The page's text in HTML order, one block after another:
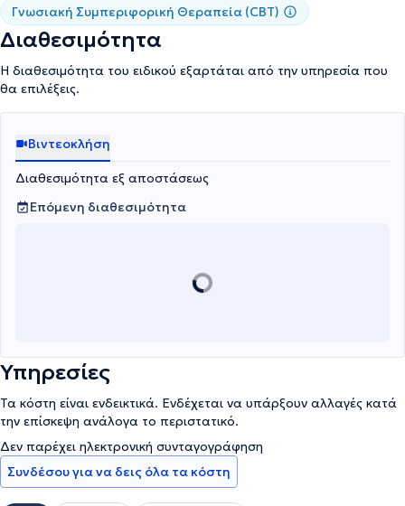
πραγματοποιούνται online, παρέχοντας τη δυνατότητα
υποστήριξης με ευελιξία και άνεση, ανεξαρτήτως περιοχής
διαμονής.
Γνωσιακή Συμπεριφορική Θεραπεία (CBT)
Διαθεσιμότητα
Η διαθεσιμότητα του ειδικού εξαρτάται από την υπηρεσία που
θα επιλέξεις.
Βιντεοκλήση
Διαθεσιμότητα εξ αποστάσεως
Επόμενη διαθεσιμότητα
Υπηρεσίες
Τα κόστη είναι ενδεικτικά. Ενδέχεται να υπάρξουν αλλαγές κατά
την επίσκεψη ανάλογα το περιστατικό.
Δεν παρέχει ηλεκτρονική συνταγογράφηση
Συνδέσου για να δεις όλα τα κόστη